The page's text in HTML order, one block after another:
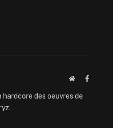
WebsiteFacebook
des oeuvres de